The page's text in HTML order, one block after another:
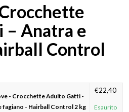
Anatra e
Control
- Crocchette Adulto Gatti -
fagiano - Hairball Control 2 kg
€22,40
Esaurito